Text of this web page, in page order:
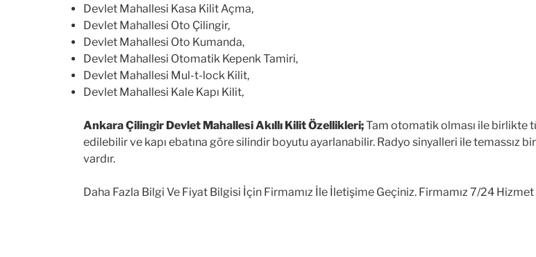
Devlet Mahallesi Kasa Kilit Açma,
Devlet Mahallesi Oto Çilingir,
Devlet Mahallesi Oto Kumanda,
Devlet Mahallesi Otomatik Kepenk Tamiri,
Devlet Mahallesi Mul-t-lock Kilit,
Devlet Mahallesi Kale Kapı Kilit,
Ankara Çilingir Devlet Mahallesi Akıllı Kilit Özellikleri;Tam otomatik olması ile birlikte
edilebilir ve kapı ebatına göre silindir boyutu ayarlanabilir. Radyo sinyalleri ile temassız
vardır.
Daha Fazla Bilgi Ve Fiyat Bilgisi İçin Firmamız İle İletişime Geçiniz. Firmamız 7/24